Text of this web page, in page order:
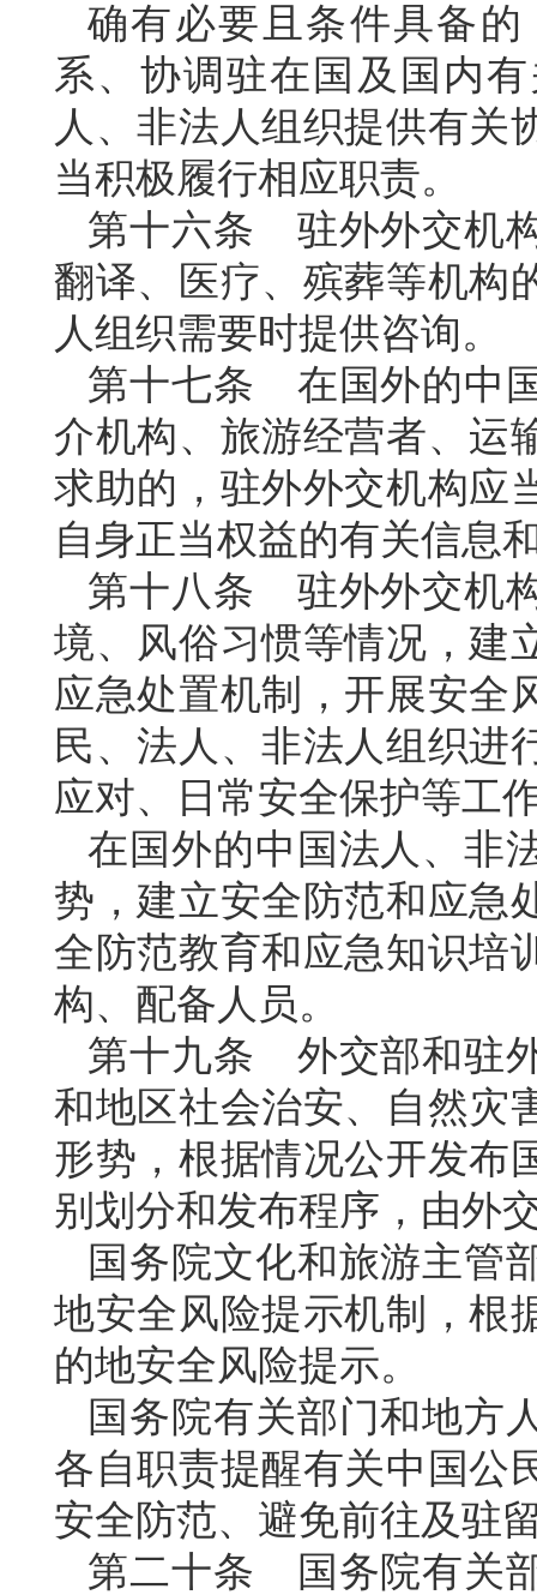
确有必要且条件具备
系、协调驻在国及国内
人、非法人组织提供有关
当积极履行相应职责。
第十六条 驻外外交机
翻译、医疗、殡葬等机构
人组织需要时提供咨询。
第十七条 在国外的中
介机构、旅游经营者、运
求助的，驻外外交机构应
自身正当权益的有关信息
第十八条 驻外外交机
境、风俗习惯等情况，建
应急处置机制，开展安全
民、法人、非法人组织进
应对、日常安全保护等工
在国外的中国法人、非
势，建立安全防范和应急
全防范教育和应急知识培
构、配备人员。
第十九条 外交部和驻
和地区社会治安、自然灾
形势，根据情况公开发布
别划分和发布程序，由外
国务院文化和旅游主管
地安全风险提示机制，根
的地安全风险提示。
国务院有关部门和地方
各自职责提醒有关中国公
安全防范、避免前往及驻
第二十条 国务院有关